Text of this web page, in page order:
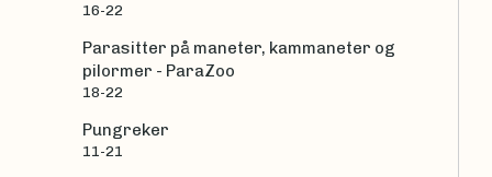
16-22
Parasitter på maneter, kammaneter og
pilormer - ParaZoo
18-22
Pungreker
11-21